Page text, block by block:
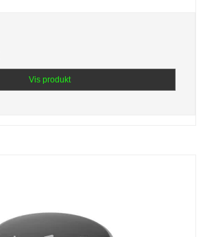
Vis produkt